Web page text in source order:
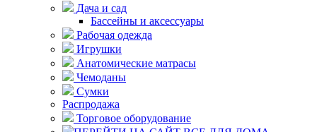
Дача и сад
Бассейны и аксессуары
Рабочая одежда
Игрушки
Анатомические матрасы
Чемоданы
Сумки
Распродажа
Торговое оборудование